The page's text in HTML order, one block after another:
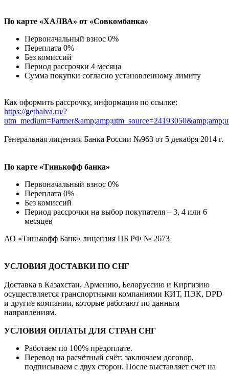
По карте «ХАЛВА» от «Совкомбанка»
Первоначальный взнос 0%
Переплата 0%
Без комиссий
Период рассрочки 4 месяца
Сумма покупки согласно установленному лимиту
Как оформить рассрочку, информация по ссылке:
https://gethalva.ru/?
Генеральная лицензия Банка России №963 от 5 декабря 2014 г.
По карте «Тинькофф банка»
Первоначальный взнос 0%
Переплата 0%
Без комиссий
Период рассрочки на выбор покупателя – 3, 4 или 6
месяцев
АО «Тинькофф Банк» лицензия ЦБ РФ № 2673
УСЛОВИЯ ДОСТАВКИ ПО СНГ
Доставка в Казахстан, Армению, Белоруссию и Киргизию
осуществляется транспортными компаниями КИТ, ПЭК, DPD
и другие компании, которые работают по данным
направлениям.
УСЛОВИЯ ОПЛАТЫ ДЛЯ СТРАН СНГ
Работаем по 100% предоплате.
Перевод на расчётный счёт: заключаем договор,
подписываем с двух сторон. После выставляет счет на